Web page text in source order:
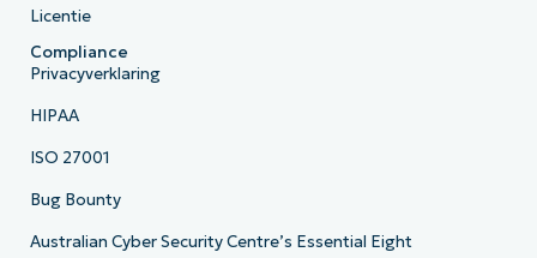
Licentie
Compliance
Privacyverklaring
HIPAA
ISO 27001
Bug Bounty
Australian Cyber Security Centre’s Essential Eight